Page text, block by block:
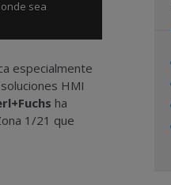
sea
especialmente
HMI
ha
1/21 que